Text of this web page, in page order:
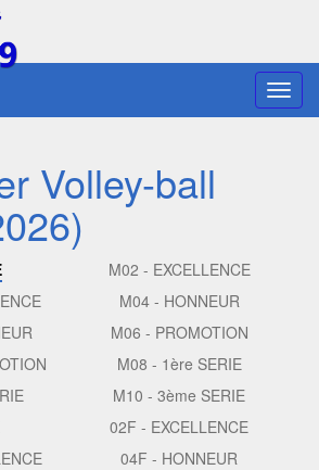
Volley-ball
M02 - EXCELLENCE
M04 - HONNEUR
M06 - PROMOTION
M08 - 1ère SERIE
M10 - 3ème SERIE
02F - EXCELLENCE
04F - HONNEUR